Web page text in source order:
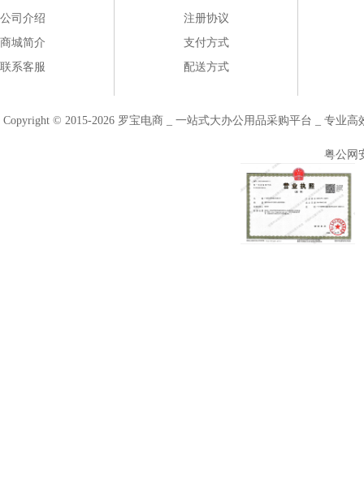
公司介绍
商城简介
联系客服
注册协议
支付方式
配送方式
Copyright © 2015-2026 罗宝电商 _ 一站式大办公用品采购平台 _ 专业
粤公网